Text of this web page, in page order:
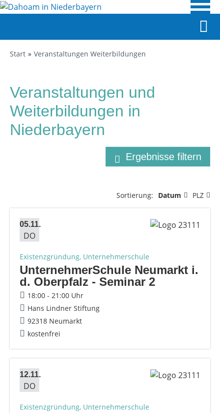
Start Veranstaltungen Weiterbildungen
Veranstaltungen und
Weiterbildungen in
Niederbayern
Ergebnisse filtern
Sortierung: Datum PLZ
05.11.
DO
Existenzgründung, Unternehmerschule
UnternehmerSchule Neumarkt i.
d. Oberpfalz - Seminar 2
18:00 - 21:00 Uhr
Hans Lindner Stiftung
92318 Neumarkt
kostenfrei
12.11.
DO
Existenzgründung, Unternehmerschule